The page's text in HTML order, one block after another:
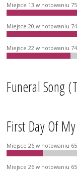
Miejsce 13 w notowaniu
Miejsce 20 w notowaniu
Miejsce 22 w notowaniu
Funeral Song
First Day Of
Miejsce 26 w notowaniu
Miejsce 26 w notowaniu